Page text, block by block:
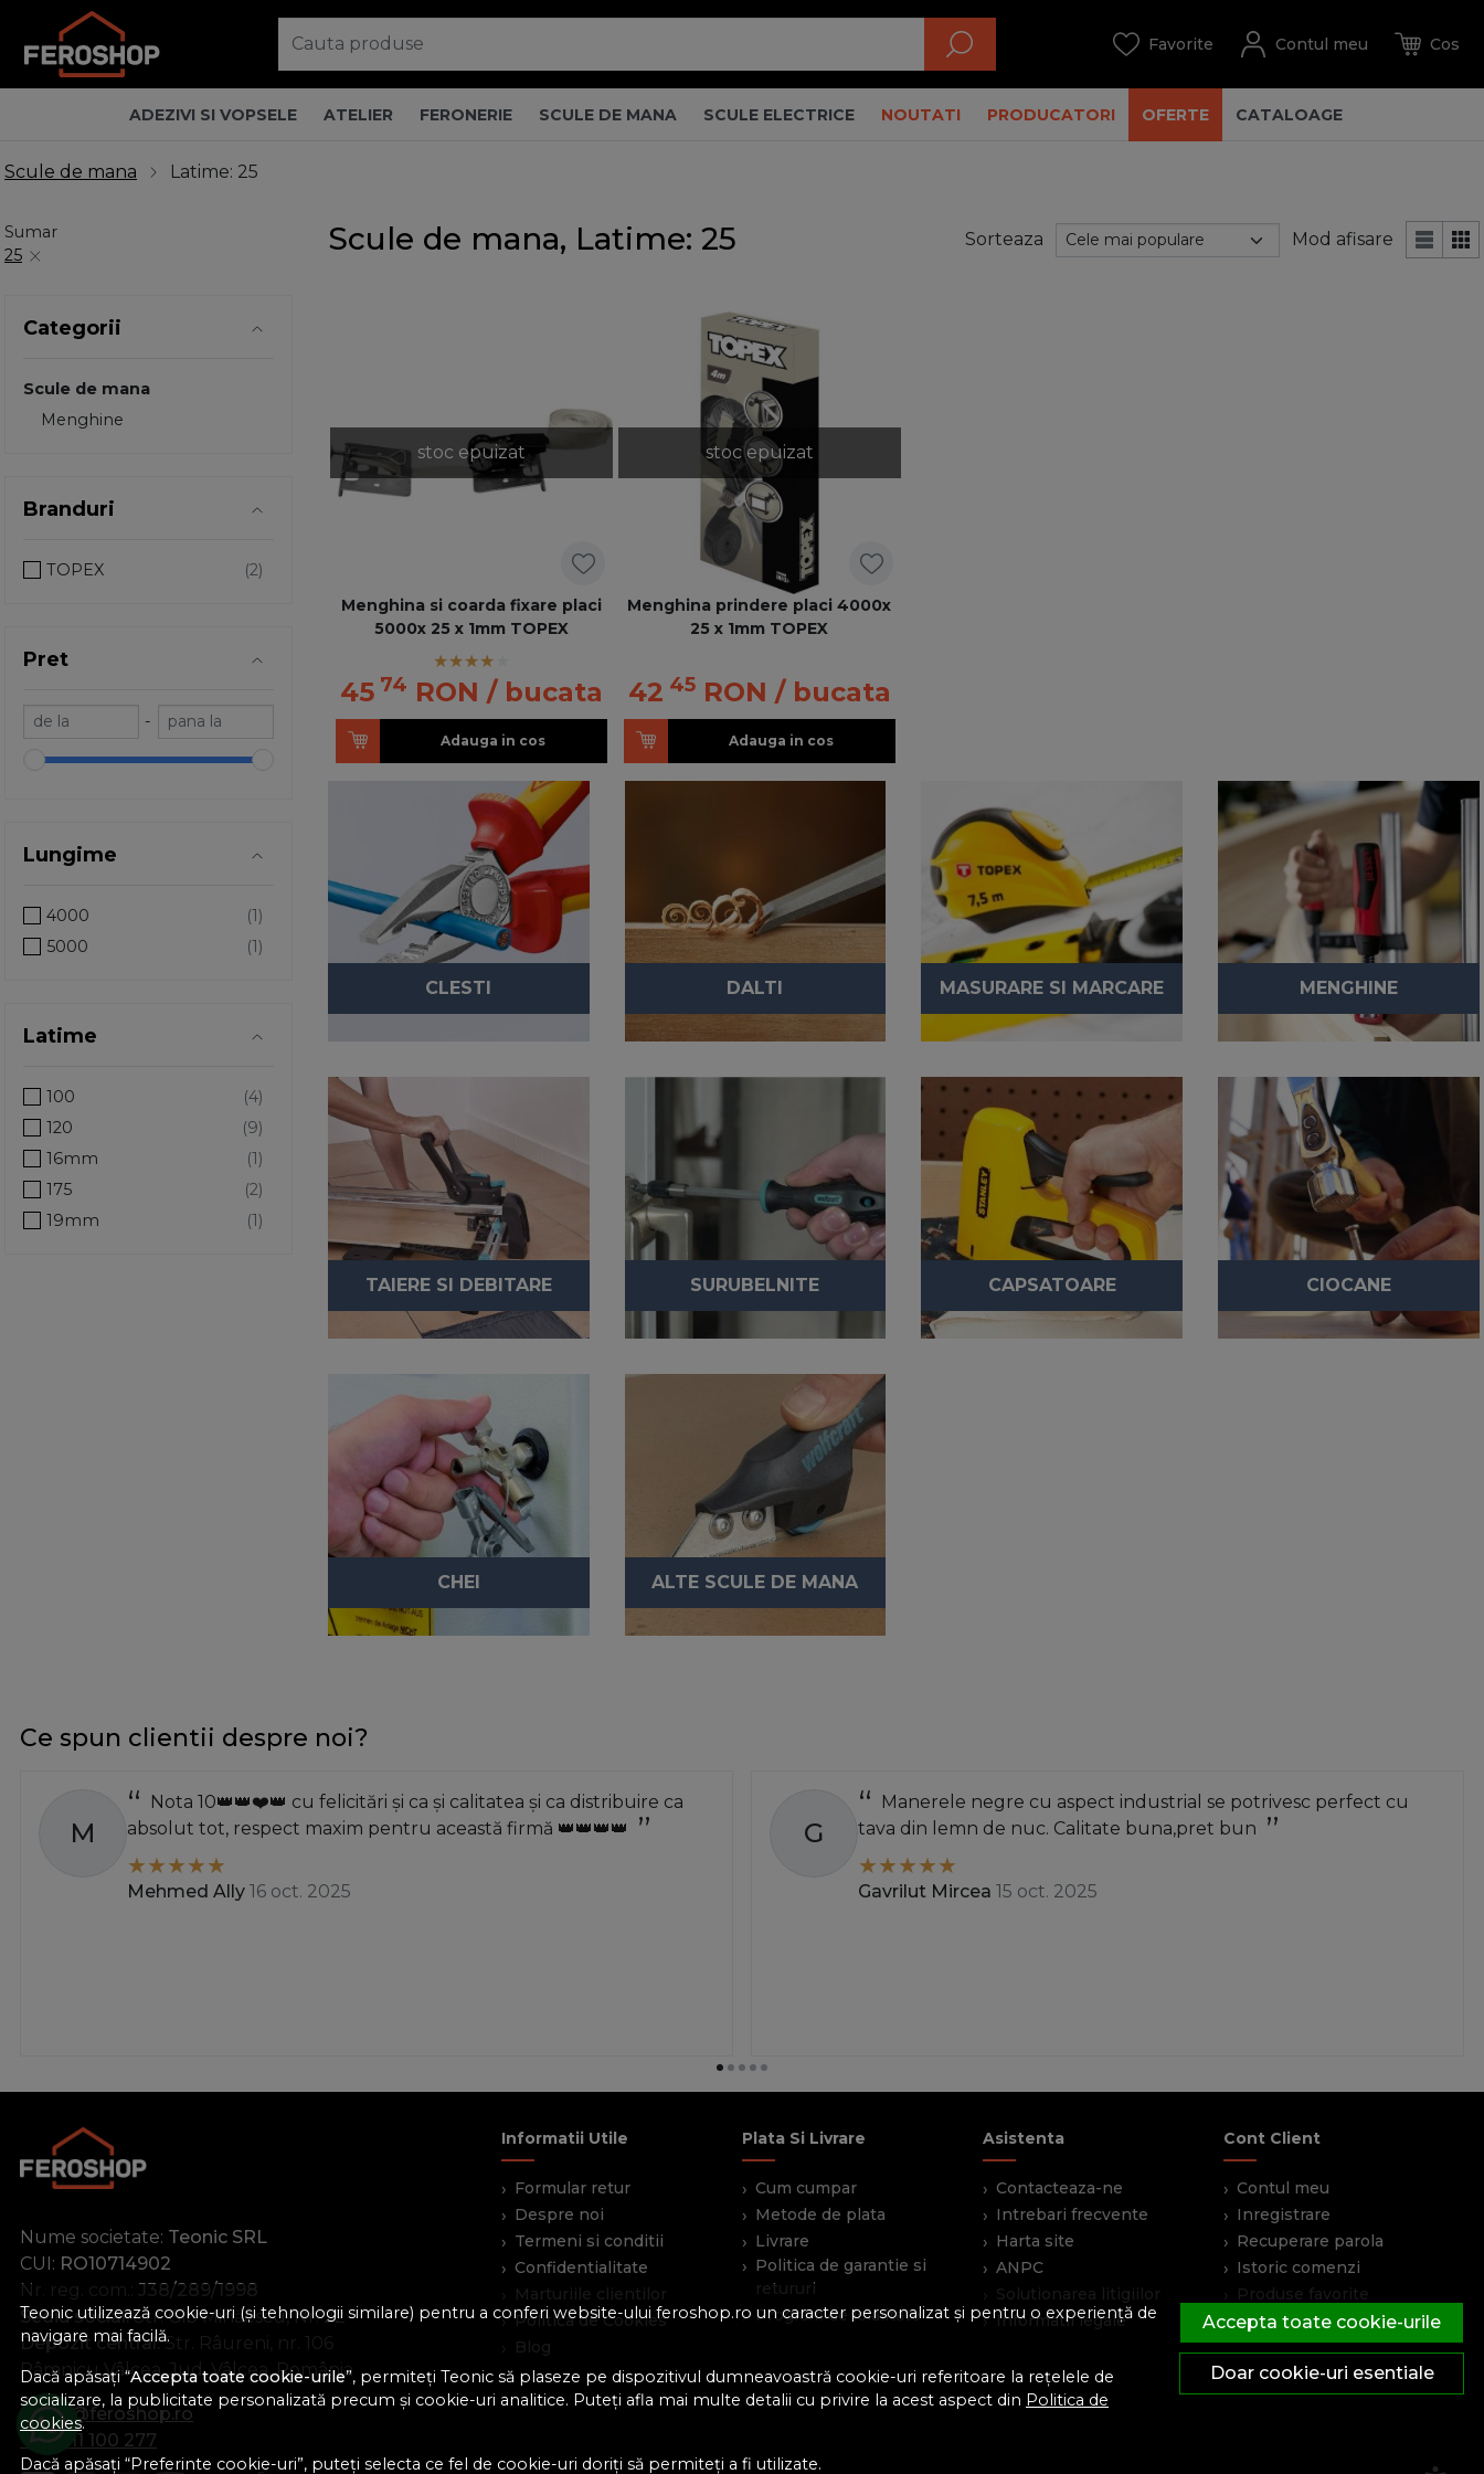
ADEZIVI SI VOPSELE ATELIER FERONERIE SCULE DE MANA SCULE ELECTRICE NOUTATI PRODUCATORI OFERTE CATALOAGE
Scule de mana Latime: 25
Sumar
25
Categorii
Scule de mana
Menghine
Branduri
TOPEX
Pret
-
Lungime
4000
5000
Latime
100
120
16mm
175
19mm
Scule de mana, Latime: 25 Sorteaza Mod afisare
stoc epuizat
Menghina si coarda fixare placi
5000x 25 x 1mm TOPEX
45 74 RON / bucata
Adauga in cos
stoc epuizat
Menghina prindere placi 4000x
25 x 1mm TOPEX
42 45 RON / bucata
Adauga in cos
CLESTI DALTI MASURARE SI MARCARE MENGHINE
TAIERE SI DEBITARE SURUBELNITE CAPSATOARE CIOCANE
CHEI ALTE SCULE DE MANA
Teonic utilizează cookie-uri (și tehnologii similare) pentru a conferi website-ului feroshop.ro un caracter personalizat și pentru o experiență de
navigare mai facilă.
Dacă apăsați “Accepta toate cookie-urile”, permiteți Teonic să plaseze pe dispozitivul dumneavoastră cookie-uri referitoare la rețelele de
socializare, la publicitate personalizată precum și cookie-uri analitice. Puteți afla mai multe detalii cu privire la acest aspect din Politica de
cookies.
Dacă apăsați “Preferinte cookie-uri”, puteți selecta ce fel de cookie-uri doriți să permiteți a fi utilizate.
Accepta toate cookie-urile
Doar cookie-uri esentiale
Ce spun clientii despre noi?
M
Nota 10👑👑❤️👑 cu felicitări și ca și calitatea și ca distribuire ca
absolut tot, respect maxim pentru această firmă 👑👑👑👑
Mehmed Ally 16 oct. 2025
G
Manerele negre cu aspect industrial se potrivesc perfect cu
tava din lemn de nuc. Calitate buna,pret bun
Gavrilut Mircea 15 oct. 2025
Nume societate: Teonic SRL
CUI: RO10714902
Nr. reg. com.: J38/289/1998
Sediu social:Str. Gib Mihăescu, Nr. 22
Depozit central:Str. Râureni, nr. 106
Râmnicu Vâlcea, Jud. Vâlcea, România
office@feroshop.ro
+40 311 100 277
Informatii Utile
Formular retur
Despre noi
Termeni si conditii
Confidentialitate
Marturiile clientilor
Politica de Cookies
Blog
Plata Si Livrare
Cum cumpar
Metode de plata
Livrare
Politica de garantie si
retururi
Program de loialitate
Asistenta
Contacteaza-ne
Intrebari frecvente
Harta site
ANPC
Solutionarea litigiilor
Informatii legale
Cont Client
Contul meu
Inregistrare
Recuperare parola
Istoric comenzi
Produse favorite
Devino partener